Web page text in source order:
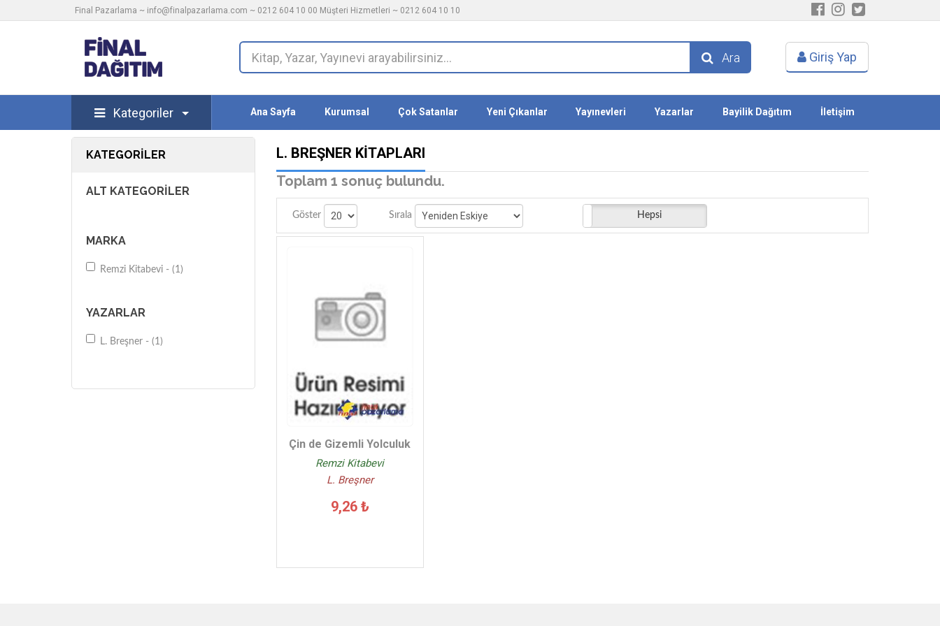
Final Pazarlama ~ info@finalpazarlama.com ~ 0212 604 10 00 Müşteri Hizmetleri ~ 0212 604 10 10
Ara Giriş Yap
Kategoriler Ana Sayfa Kurumsal Çok Satanlar Yeni Çıkanlar Yayınevleri Yazarlar Bayilik Dağıtım İletişim
KATEGORILER
ALT KATEGORILER
MARKA
Remzi Kitabevi - (1)
YAZARLAR
L. Breşner - (1)
L. BREŞNER KITAPLARI
Toplam 1 sonuç bulundu.
Göster Sırala Stoktakiler Hepsi
Çin de Gizemli Yolculuk
Remzi Kitabevi
L. Breşner
9,26 ₺